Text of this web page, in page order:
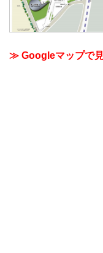
≫ Googleマップで